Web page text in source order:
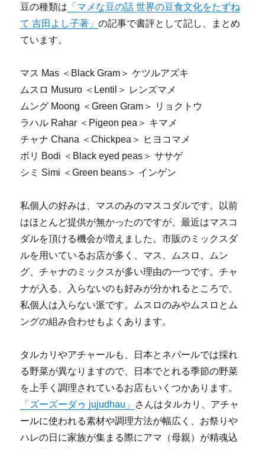
豆の種類は 「マメな豆の話 世界の豆食文化をたずね
て 吉田よし子著」の記事で書評として記し、まとめ
ています。
マス Mas ＜Black Gram＞ ケツルアズキ
ムスロ Musuro ＜Lentil＞ レンズマメ
ムング Moong ＜Green Gram＞ リョクトウ
ラハル Rahar ＜Pigeon pea＞ キマメ
チャナ Chana ＜Chickpea＞ ヒヨコマメ
ボリ Bodi ＜Black eyed peas＞ ササゲ
シミ Simi ＜Green beans＞ インゲン
私個人の好みは、マスのみのマスコダルです。以前
はほとんど提供が無かったのですが、最近はマスコ
ダルを頂ける機会が増えました。市販のミックスダ
ルを用いているお店が多く、マス、ムスロ、ムン
グ、チャナのミックスが多い理由の一つです。チャ
ナが入る、入らないのも好みが分かれるところで、
私個人は入らない派です。ムスロのみやムスロとム
ングの組み合わせもよくあります。
タルカリやアチャールも、日本とネパールでは採れ
る野菜が異なりますので、日本でとれる季節の野菜
を上手く調理されているお店もいくつかあります。
「ズーズーダゥ jujudhau」 さんはタルカリ、アチャ
ールに使われる素材や調理方法が幅広く、お祭りや
ハレの日に家族が集まる際にアマ（母親）が精魂込